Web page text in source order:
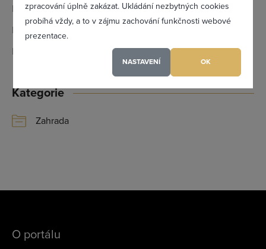
zpracování úplně zakázat. Ukládání nezbytných cookies
probíhá vždy, a to v zájmu zachování funkčnosti webové
prezentace.
NASTAVENÍ OK
Email:
info@phflowers.cz
IČ:
DIČ:
CZ26909430
Kategorie
Zahrada
O portálu
Registrovat se
Maximální zviditelnění ve výpisu firem